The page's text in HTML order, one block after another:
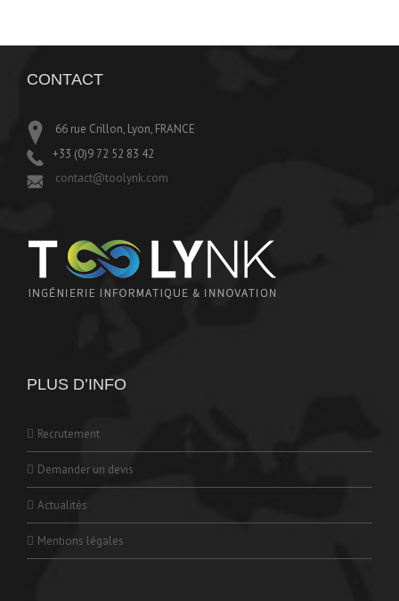
CONTACT
66 rue Crillon, Lyon, FRANCE
+33 (0)9 72 52 83 42
contact@toolynk.com
PLUS D’INFO
Recrutement
Demander un devis
Actualités
Mentions légales